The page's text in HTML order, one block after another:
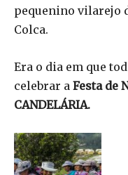
pequenino vilarejo
Colca.
Era o dia em que
celebrar a Festa de
CANDELÁRIA.